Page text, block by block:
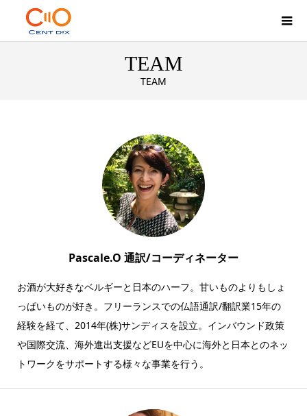
TEAM
TEAM
Pascale.O 通訳/コーディネーター
お酒が大好きなベルギーと日本のハーフ。甘いものよりもしょ
っぱいものが好き。フリーランスでの仏語通訳/翻訳業15年の
経験を経て、2014年(株)サンディスを設立。インバウンド政策
や国際交流、海外進出支援などEUを中心に海外と日本とのネッ
トワークをサポートする様々な事業を行う。